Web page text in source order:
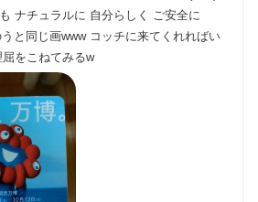
ナチュラルに 自分らしく ご安全に
と同じ画www コッチに来てくれればい
をこねてみるw